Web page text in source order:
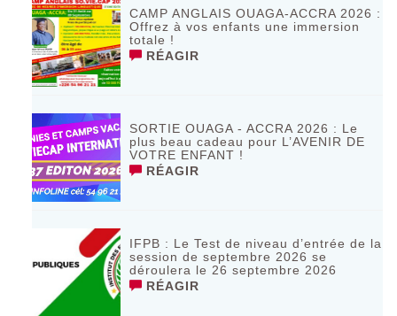
RÉAGIR
CAMP ANGLAIS OUAGA-ACCRA 2026 :
Offrez à vos enfants une immersion
totale !
RÉAGIR
SORTIE OUAGA - ACCRA 2026 : Le
plus beau cadeau pour L’AVENIR DE
VOTRE ENFANT !
RÉAGIR
IFPB : Le Test de niveau d’entrée de la
session de septembre 2026 se
déroulera le 26 septembre 2026
RÉAGIR